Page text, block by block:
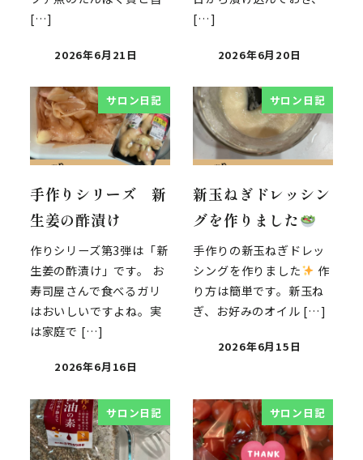
[…]
2026年6月21日
[…]
2026年6月20日
サロン日記
手作りシリーズ 新
生姜の酢漬け
作りシリーズ第3弾は「新
生姜の酢漬け」です。 お
寿司屋さんで食べるガリ
はおいしいですよね。実
は家庭で […]
2026年6月16日
サロン日記
新玉ねぎドレッシン
グを作りました
手作りの新玉ねぎドレッ
シングを作りました
作
り方は簡単です。新玉ね
ぎ、お好みのオイル […]
2026年6月15日
サロン日記 サロン日記